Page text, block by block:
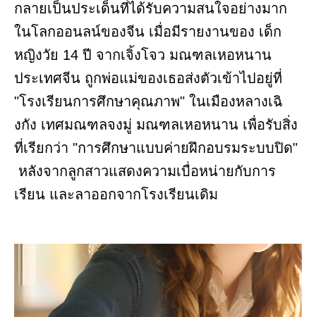
กลายเป็นประเด็นที่ได้รับความสนใจอย่างมาก
ในโลกออนลน์ของจีน เมื่อมีรายงานของ เด็ก
หญิงวัย 14 ปี จากเจิ้งโจว มณฑลเหอหนาน
ประเทศจีน ถูกพ่อแม่ของเธอส่งตัวเข้าไปอยู่ที่
"โรงเรียนการศึกษาคุณภาพ" ในเมืองหลางเฉิ
งกัง เทศมณฑลจงมู่ มณฑลเหอหนาน เพื่อรับสิ่ง
ที่เรียกว่า "การศึกษาแบบค่ายฝึกอบรมระบบปิด"
หลังจากลูกสาวแสดงความเบื่อหน่ายกับการ
เรียน และลาออกจากโรงเรียนเดิม